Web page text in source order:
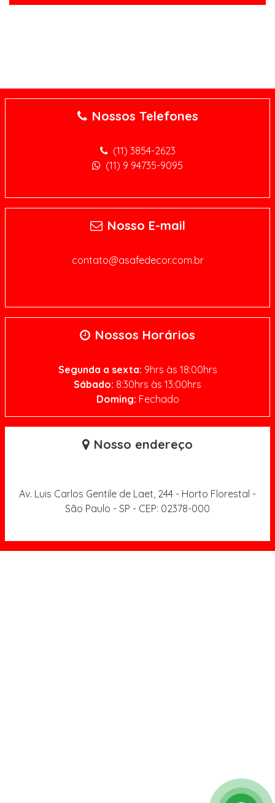
Nossos Telefones
(11) 3854-2623
(11) 9 94735-9095
Nosso E-mail
contato@asafedecor.com.br
Nossos Horários
Segunda a sexta: 9hrs às 18:00hrs
Sábado: 8:30hrs às 13:00hrs
Doming: Fechado
Nosso endereço
Av. Luis Carlos Gentile de Laet, 244 - Horto Florestal -
São Paulo - SP - CEP: 02378-000